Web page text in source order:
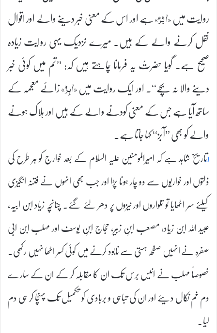
روایت میں«اٰثِرٌ»ہے اور اس کے معنی خبر دینے والے اور اقوال
نقل کرنے والے کے ہیں۔ میرے نزدیک یہی روایت زیادہ
صحیح ہے۔ گویا حضرتؑ یہ فرمانا چاہتے ہیں کہ: ’’تم میں کوئی خبر
دینے والا نہ بچے‘‘۔ اور ایک روایت میں«اٰبِزٌ»زائے معجمہ کے
ساتھ آیا ہے جس کے معنی کودنے والے کے ہیں اور ہلاک ہونے
والے کو بھی ’’آبز‘‘ کہا جاتا ہے۔
۱؂تاریخ شاہد ہے کہ امیرالمومنین علیہ السلام کے بعد خوارج کو ہر طرح کی
ذلتوں اور خواریوں سے دو چار ہونا پڑا اور جب بھی انہوں نے فتنہ انگیزی
کیلئے سر اٹھایا تو تلواروں اور نیزوں پر دھر لئے گئے۔ چنانچہ زیاد ابن ابیہ،
عبید اللہ ابن زیاد، مصعب ابنِ زبیر، حجاج ابنِ یوسف اور مہلب ابن ابی
صفرہ نے انہیں صفحہ ہستی سے نابود کرنے میں کوئی کسر اٹھا نہیں رکھی۔
خصوصاً مہلب نے انیس برس تک ان کا مقابلہ کر کے ان کے سارے
دم خم نکال دیئے اور ان کی تباہی و بربادی کو تکمیل تک پہنچا کر ہی دم
لیا۔